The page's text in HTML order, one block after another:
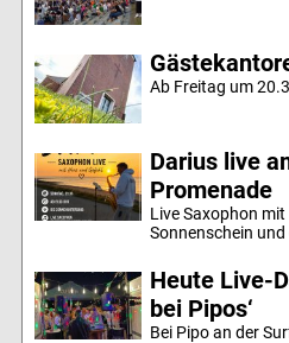
Ab Freitag um
Darius live
Promenade
Live Saxophon
Sonnenschein
Heute Live-
bei Pipos‘
Bei Pipo an der